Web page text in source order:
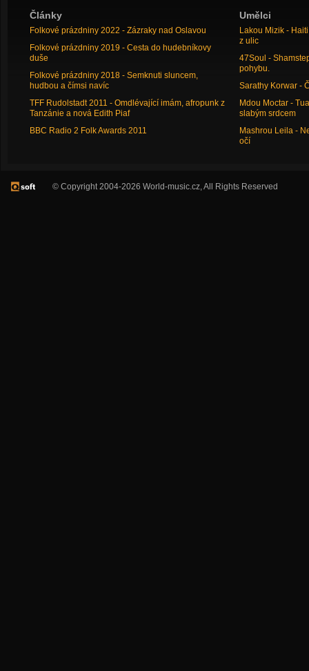
Články
Folkové prázdniny 2022 - Zázraky nad Oslavou
Folkové prázdniny 2019 - Cesta do hudebníkovy
duše
Folkové prázdniny 2018 - Semknuti sluncem,
hudbou a čímsi navíc
TFF Rudolstadt 2011 - Omdlévající imám, afropunk z
Tanzánie a nová Edith Piaf
BBC Radio 2 Folk Awards 2011
Umělci
Lakou Mizik -
z ulic
47Soul -
pohybu.
Sarathy Korwar -
Mdou Moctar -
slabým srdcem
Mashrou Leila -
očí
© Copyright 2004-2026 World-music.cz, All Rights Reserved